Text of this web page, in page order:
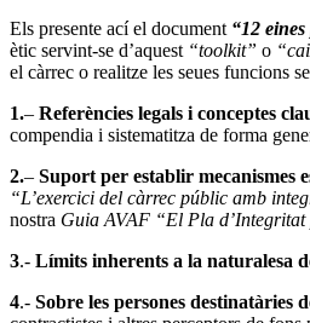
Els presente ací el document “12
ètic servint-se d’aquest “toolkit” o
el càrrec o realitze les seues funcions
1.– Referències legals i conceptes
compendia i sistematitza de forma
2.– Suport per establir mecanismes
“L’exercici del càrrec públic amb
nostra Guia AVAF “El Pla
3.- Límits inherents a la naturalesa
4.- Sobre les persones destinatàries